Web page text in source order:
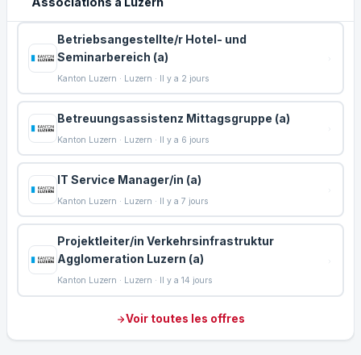
Betriebsangestellte/r Hotel- und
Seminarbereich (a)
Kanton Luzern · Luzern · Il y a 2 jours
Betreuungsassistenz Mittagsgruppe (a)
Kanton Luzern · Luzern · Il y a 6 jours
IT Service Manager/in (a)
Kanton Luzern · Luzern · Il y a 7 jours
Projektleiter/in Verkehrsinfrastruktur
Agglomeration Luzern (a)
Kanton Luzern · Luzern · Il y a 14 jours
Voir toutes les offres